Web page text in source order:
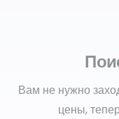
Вам не нужно
цены,